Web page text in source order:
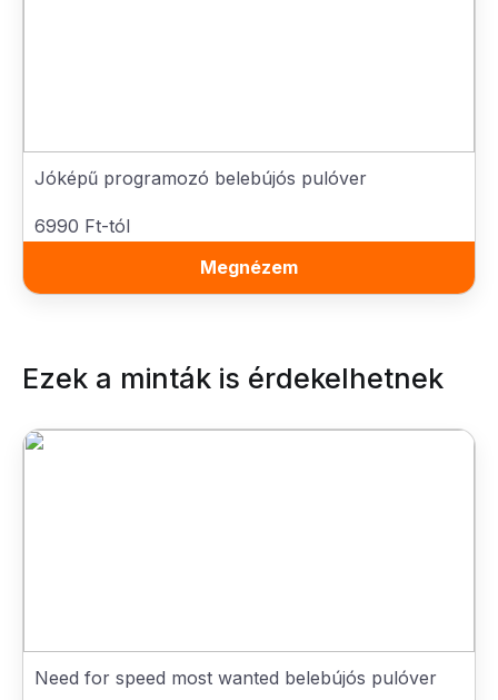
Jóképű programozó belebújós pulóver
6990 Ft-tól
Megnézem
Ezek a minták is érdekelhetnek
Need for speed most wanted belebújós pulóver